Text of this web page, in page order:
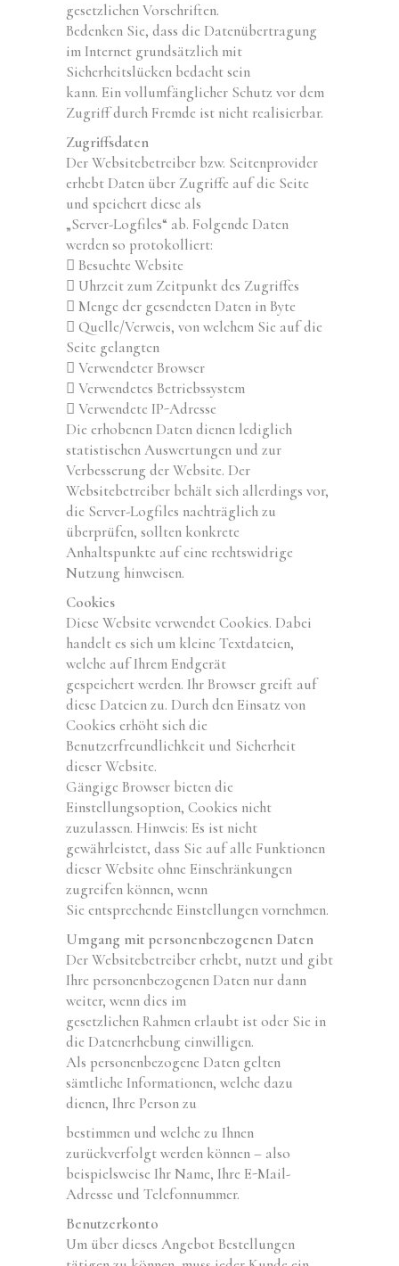
gesetzlichen Vorschriften.
Bedenken Sie, dass die Datenübertragung
im Internet grundsätzlich mit
Sicherheitslücken bedacht sein
kann. Ein vollumfänglicher Schutz vor dem
Zugriff durch Fremde ist nicht realisierbar.
Zugriffsdaten
Der Websitebetreiber bzw. Seitenprovider
erhebt Daten über Zugriffe auf die Seite
und speichert diese als
„Server-Logfiles“ ab. Folgende Daten
werden so protokolliert:
 Besuchte Website
 Uhrzeit zum Zeitpunkt des Zugriffes
 Menge der gesendeten Daten in Byte
 Quelle/Verweis, von welchem Sie auf die
Seite gelangten
 Verwendeter Browser
 Verwendetes Betriebssystem
 Verwendete IP-Adresse
Die erhobenen Daten dienen lediglich
statistischen Auswertungen und zur
Verbesserung der Website. Der
Websitebetreiber behält sich allerdings vor,
die Server-Logfiles nachträglich zu
überprüfen, sollten konkrete
Anhaltspunkte auf eine rechtswidrige
Nutzung hinweisen.
Cookies
Diese Website verwendet Cookies. Dabei
handelt es sich um kleine Textdateien,
welche auf Ihrem Endgerät
gespeichert werden. Ihr Browser greift auf
diese Dateien zu. Durch den Einsatz von
Cookies erhöht sich die
Benutzerfreundlichkeit und Sicherheit
dieser Website.
Gängige Browser bieten die
Einstellungsoption, Cookies nicht
zuzulassen. Hinweis: Es ist nicht
gewährleistet, dass Sie auf alle Funktionen
dieser Website ohne Einschränkungen
zugreifen können, wenn
Sie entsprechende Einstellungen vornehmen.
Umgang mit personenbezogenen Daten
Der Websitebetreiber erhebt, nutzt und gibt
Ihre personenbezogenen Daten nur dann
weiter, wenn dies im
gesetzlichen Rahmen erlaubt ist oder Sie in
die Datenerhebung einwilligen.
Als personenbezogene Daten gelten
sämtliche Informationen, welche dazu
dienen, Ihre Person zu
bestimmen und welche zu Ihnen
zurückverfolgt werden können – also
beispielsweise Ihr Name, Ihre E-Mail-
Adresse und Telefonnummer.
Benutzerkonto
Um über dieses Angebot Bestellungen